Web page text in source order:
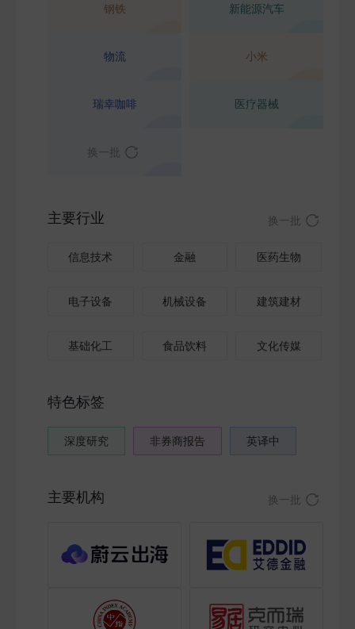
钢铁 新能源汽车
物流 小米
瑞幸咖啡 医疗器械
换一批
主要行业 换一批
信息技术 金融 医药生物
电子设备 机械设备 建筑建材
基础化工 食品饮料 文化传媒
特色标签
深度研究 非券商报告 英译中
主要机构 换一批